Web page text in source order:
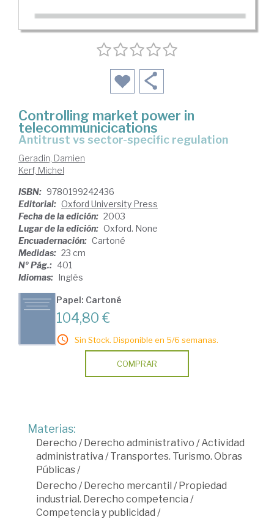
Controlling market power in
telecommunicications
antitrust vs sector-specific regulation
Geradin, Damien
Kerf, Michel
ISBN: 9780199242436
Editorial: Oxford University Press
Fecha de la edición: 2003
Lugar de la edición: Oxford. None
Encuadernación: Cartoné
Medidas: 23 cm
Nº Pág.: 401
Idiomas: Inglés
Papel: Cartoné
104,80 €
Sin Stock. Disponible en 5/6 semanas.
COMPRAR
Materias:
Derecho /Derecho administrativo /Actividad
administrativa /Transportes. Turismo. Obras
Públicas/
Derecho /Derecho mercantil /Propiedad
industrial. Derecho competencia /
Competencia y publicidad /